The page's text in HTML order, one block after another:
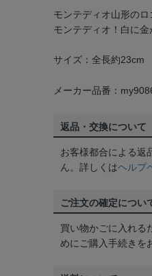
モンテディオ山形の
モンテディオ！白に
サイズ：全長約23cm
メーカー品番：
返品・交換について
お客様都合による返
ん。詳しくはヘルプ
ご注文の確定につい
買い物かごに入れる
めにご購入手続きを